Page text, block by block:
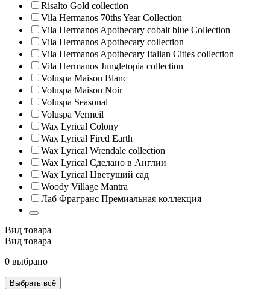
Risalto Gold collection
Vila Hermanos 70ths Year Collection
Vila Hermanos Apothecary cobalt blue Collection
Vila Hermanos Apothecary collection
Vila Hermanos Apothecary Italian Cities collection
Vila Hermanos Jungletopia collection
Voluspa Maison Blanc
Voluspa Maison Noir
Voluspa Seasonal
Voluspa Vermeil
Wax Lyrical Colony
Wax Lyrical Fired Earth
Wax Lyrical Wrendale collection
Wax Lyrical Сделано в Англии
Wax Lyrical Цветущий сад
Woody Village Mantra
Лаб Фрагранс Премиальная коллекция
Вид товара
Вид товара
0 выбрано
Выбрать всё